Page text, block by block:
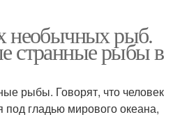
необычных рыб.
странные рыбы в
рыбы. Говорят, что человек
под гладью мирового океана,